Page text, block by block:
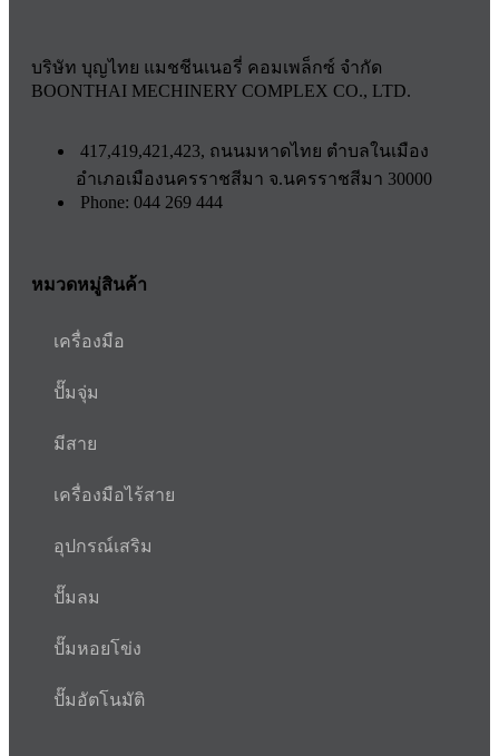
บริษัท บุญไทย แมชชีนเนอรี่ คอมเพล็กซ์ จำกัด
BOONTHAI MECHINERY COMPLEX CO., LTD.
417,419,421,423, ถนนมหาดไทย ตำบลในเมือง
อำเภอเมืองนครราชสีมา จ.นครราชสีมา 30000
Phone: 044 269 444
หมวดหมู่สินค้า
เครื่องมือ
ปั๊มจุ่ม
มีสาย
เครื่องมือไร้สาย
อุปกรณ์เสริม
ปั๊มลม
ปั๊มหอยโข่ง
ปั๊มอัตโนมัติ